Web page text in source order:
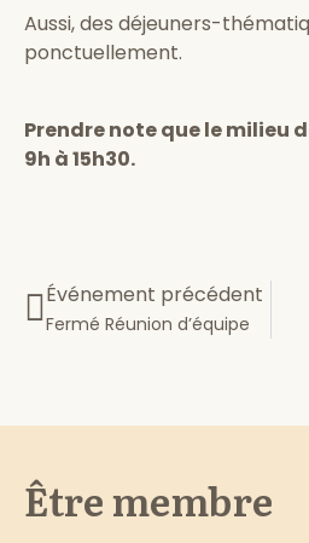
Aussi, des déjeuners-
ponctuellement.
Prendre note que le milieu
9h à 15h30.
Événement précédent
Fermé Réunion d’équipe
Être membre